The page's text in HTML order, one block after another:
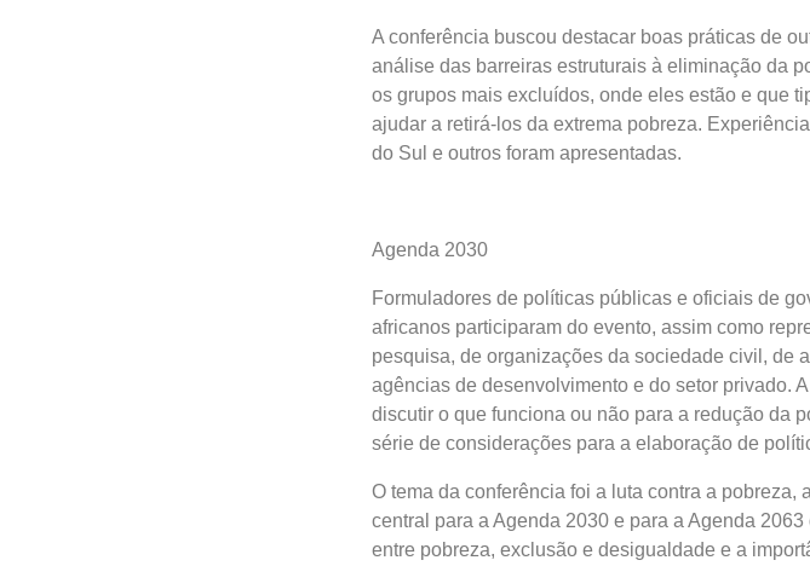
A conferência buscou destacar boas práticas de
análise das barreiras estruturais à eliminação da
os grupos mais excluídos, onde eles estão e que
ajudar a retirá-los da extrema pobreza.
do Sul e outros foram apresentadas.
Agenda 2030
Formuladores de políticas públicas e oficiais de
africanos participaram do evento, assim como
pesquisa, de organizações da sociedade civil, de
agências de desenvolvimento e do setor privado.
discutir o que funciona ou não para a redução da
série de considerações para a elaboração de
O tema da conferência foi a luta contra a
central para a Agenda 2030 e para a Agenda
entre pobreza, exclusão e desigualdade e a